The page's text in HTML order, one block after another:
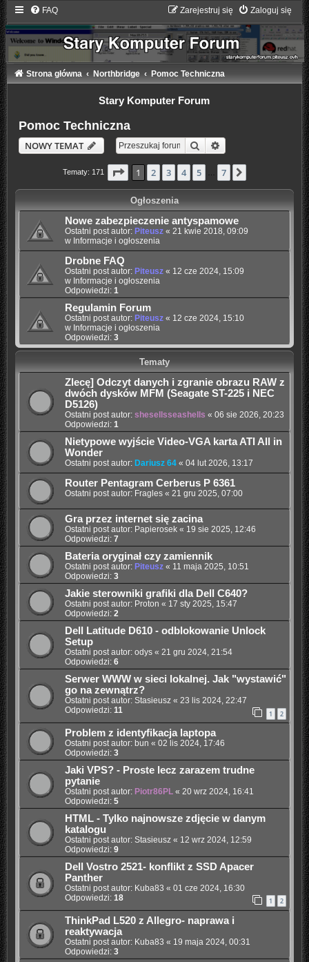
FAQ Zaloguj się
Zarejestruj się
Strona główna Northbridge Pomoc Techniczna
Stary Komputer Forum
Pomoc Techniczna
NOWY TEMAT Szukaj Wyszukiwanie
Tematy: 171 Strona1 z7
1 2 3 4 5 7
Ogłoszenia
Nowe zabezpieczenie antyspamowe
Ostatni post autor: Piteusz« 21 kwie 2018, 09:09
w Informacje i ogłoszenia
Drobne FAQ
Ostatni post autor: Piteusz« 12 cze 2024, 15:09
w Informacje i ogłoszenia
Odpowiedzi: 1
Regulamin Forum
Ostatni post autor: Piteusz« 12 cze 2024, 15:10
w Informacje i ogłoszenia
Odpowiedzi: 3
Tematy
Zlecę] Odczyt danych i zgranie obrazu RAW z
dwóch dysków MFM (Seagate ST-225 i NEC
D5126)
Ostatni post autor: shesellsseashells « 06 sie 2026, 20:23
Odpowiedzi: 1
Nietypowe wyjście Video-VGA karta ATI All in
Wonder
Ostatni post autor: Dariusz 64« 04 lut 2026, 13:17
Router Pentagram Cerberus P 6361
Ostatni post autor: Fragles« 21 gru 2025, 07:00
Gra przez internet się zacina
Ostatni post autor: Papierosek« 19 sie 2025, 12:46
Odpowiedzi: 7
Bateria oryginał czy zamiennik
Ostatni post autor: Piteusz« 11 maja 2025, 10:51
Odpowiedzi: 3
Jakie sterowniki grafiki dla Dell C640?
Ostatni post autor: Proton « 17 sty 2025, 15:47
Odpowiedzi: 2
Dell Latitude D610 - odblokowanie Unlock
Setup
Ostatni post autor: odys« 21 gru 2024, 21:54
Odpowiedzi: 6
Serwer WWW w sieci lokalnej. Jak "wystawić"
go na zewnątrz?
Ostatni post autor: Stasieusz« 23 lis 2024, 22:47
Odpowiedzi: 11 1 2
Problem z identyfikacja laptopa
Ostatni post autor: bun « 02 lis 2024, 17:46
Odpowiedzi: 3
Jaki VPS? - Proste lecz zarazem trudne
pytanie
Ostatni post autor: Piotr86PL« 20 wrz 2024, 16:41
Odpowiedzi: 5
HTML - Tylko najnowsze zdjęcie w danym
katalogu
Ostatni post autor: Stasieusz« 12 wrz 2024, 12:59
Odpowiedzi: 9
Dell Vostro 2521- konflikt z SSD Apacer
Panther
Ostatni post autor: Kuba83 « 01 cze 2024, 16:30
Odpowiedzi: 18 1 2
ThinkPad L520 z Allegro- naprawa i
reaktywacja
Ostatni post autor: Kuba83 « 19 maja 2024, 00:31
Odpowiedzi: 3